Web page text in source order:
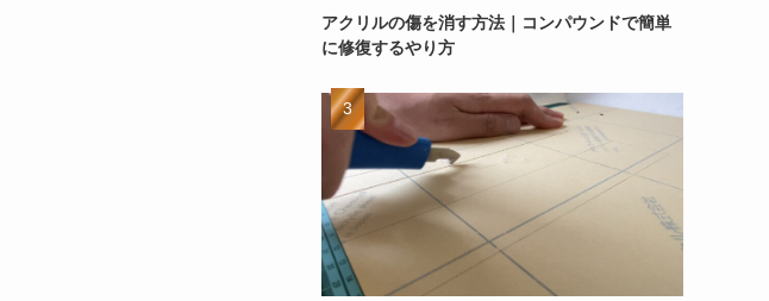
アクリルの傷を消す方法｜コンパウンドで簡単
に修復するやり方